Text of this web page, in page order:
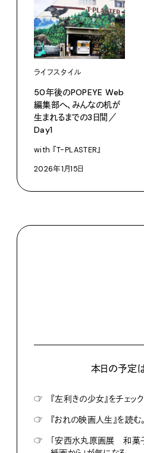
ライフスタイル
50年後のPOPEYE Web
編集部へ、みんなの机が
生まれるまでの3日間／
Day1
with 『T-PLASTER』
2026年1月15日
本日の予定は
☞
『左利きの少女』をチェック
☞
『おれの映画人生』を読む。
☞
「安西水丸原画展 和菓